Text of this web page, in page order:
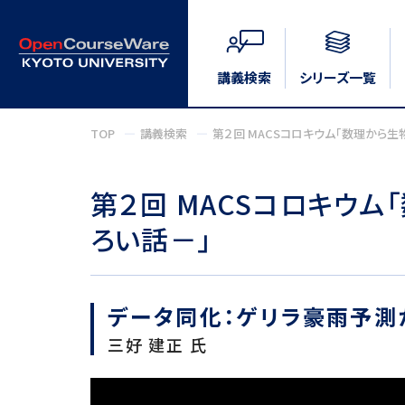
講義検索 シリーズ一覧
TOP 講義検索 第２回 MACSコロキウム「数理から
第２回 MACSコロキウム
ろい話－」
データ同化：ゲリラ豪雨予
三好 建正 氏